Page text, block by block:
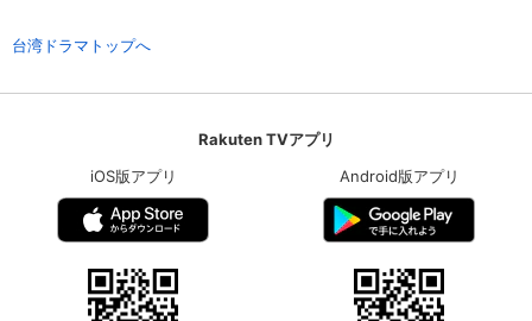
台湾ドラマトップへ
Rakuten TVアプリ
iOS版アプリ
Android版アプリ